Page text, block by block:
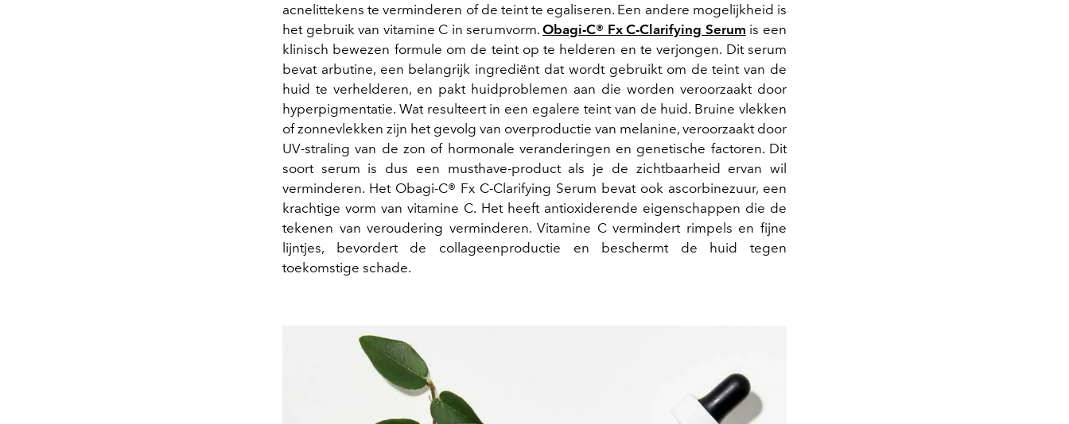
acnelittekens te verminderen of de teint te egaliseren. Een andere mogelijkheid is
het gebruik van vitamine C in serumvorm.Obagi-C® Fx C-Clarifying Serum is een
klinisch bewezen formule om de teint op te helderen en te verjongen. Dit serum
bevat arbutine, een belangrijk ingrediënt dat wordt gebruikt om de teint van de
huid te verhelderen, en pakt huidproblemen aan die worden veroorzaakt door
hyperpigmentatie. Wat resulteert in een egalere teint van de huid. Bruine vlekken
of zonnevlekken zijn het gevolg van overproductie van melanine, veroorzaakt door
UV-straling van de zon of hormonale veranderingen en genetische factoren. Dit
soort serum is dus een musthave-product als je de zichtbaarheid ervan wil
verminderen. Het Obagi-C® Fx C-Clarifying Serum bevat ook ascorbinezuur, een
krachtige vorm van vitamine C. Het heeft antioxiderende eigenschappen die de
tekenen van veroudering verminderen. Vitamine C vermindert rimpels en fijne
lijntjes, bevordert de collageenproductie en beschermt de huid tegen
toekomstige schade.